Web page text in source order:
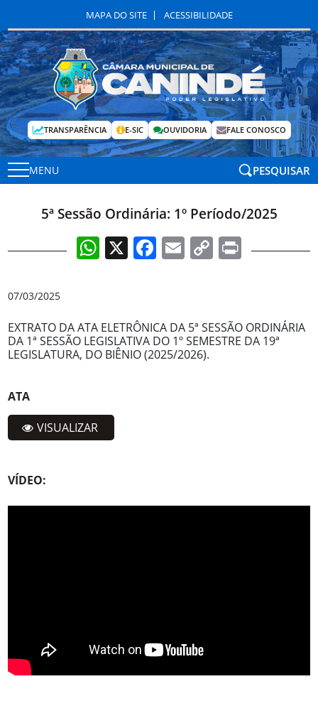
MAPA DO SITE ACESSIBILIDADE
TRANSPARÊNCIA E-SIC OUVIDORIA FALE CONOSCO
MENU PESQUISAR
5ª Sessão Ordinária: 1º Período/2025
WhatsApp
X Facebook
EmailCopyPrint
07/03/2025
EXTRATO DA ATA ELETRÔNICA DA 5ª SESSÃO ORDINÁRIA
DA 1ª SESSÃO LEGISLATIVA DO 1º SEMESTRE DA 19ª
LEGISLATURA, DO BIÊNIO (2025/2026).
ATA
VISUALIZAR
VÍDEO: